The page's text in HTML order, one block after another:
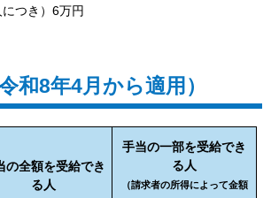
つき）6万円
和8年4月から適用）
の全額を受給でき
る人
手当の一部を受給でき
る人
（請求者の所得によって金額